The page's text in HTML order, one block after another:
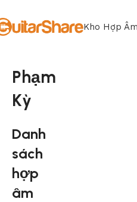
Kho Hợp Âm
Phạm
Kỳ
Danh
sách
hợp
âm